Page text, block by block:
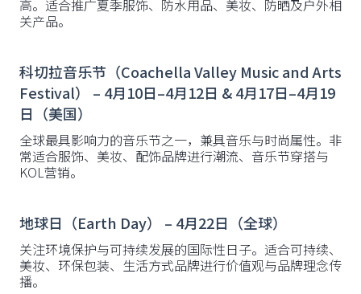
高。适合推广夏季服饰、防水用品、美妆、防晒及户外相
关产品。
科切拉音乐节（Coachella Valley Music and Arts
Festival） – 4月10日–4月12日 & 4月17日–4月19
日（美国）
全球最具影响力的音乐节之一，兼具音乐与时尚属性。非
常适合服饰、美妆、配饰品牌进行潮流、音乐节穿搭与
KOL营销。
地球日（Earth Day） – 4月22日（全球）
关注环境保护与可持续发展的国际性日子。适合可持续、
美妆、环保包装、生活方式品牌进行价值观与品牌理念传
播。